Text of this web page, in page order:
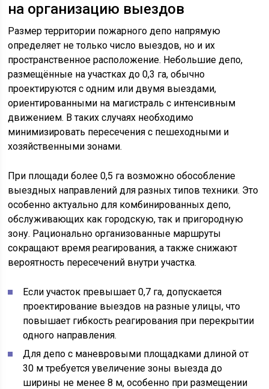
на организацию выездов
Размер территории пожарного депо напрямую
определяет не только число выездов, но и их
пространственное расположение. Небольшие депо,
размещённые на участках до 0,3 га, обычно
проектируются с одним или двумя выездами,
ориентированными на магистраль с интенсивным
движением. В таких случаях необходимо
минимизировать пересечения с пешеходными и
хозяйственными зонами.
При площади более 0,5 га возможно обособление
выездных направлений для разных типов техники. Это
особенно актуально для комбинированных депо,
обслуживающих как городскую, так и пригородную
зону. Рационально организованные маршруты
сокращают время реагирования, а также снижают
вероятность пересечений внутри участка.
Если участок превышает 0,7 га, допускается
проектирование выездов на разные улицы, что
повышает гибкость реагирования при перекрытии
одного направления.
Для депо с маневровыми площадками длиной от
30 м требуется увеличение зоны выезда до
ширины не менее 8 м, особенно при размещении